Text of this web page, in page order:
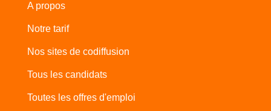
A propos
Notre tarif
Nos sites de codiffusion
Tous les candidats
Toutes les offres d'emploi